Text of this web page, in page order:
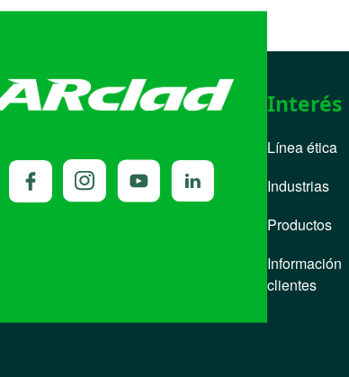
Interés
Línea ética
Industrias
Productos
Información
clientes